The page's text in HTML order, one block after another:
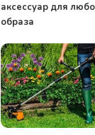
аксессуар для
образа